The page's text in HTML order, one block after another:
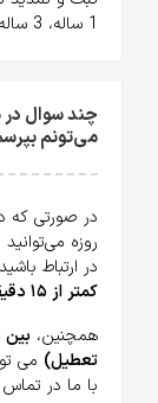
1 ساله، 3 ساله و 5 ساله امکان پذیر است.
می‌تونم
روزه
در ارتباط
کمتر از ۱۵ دقیقه
همچنین،
تعطیل) می
با ما در